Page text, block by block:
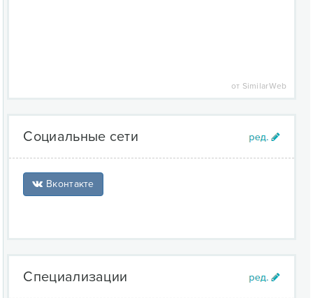
от SimilarWeb
Социальные сети
Вконтакте
Специализации